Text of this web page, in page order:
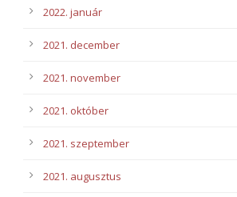
2022. január
2021. december
2021. november
2021. október
2021. szeptember
2021. augusztus